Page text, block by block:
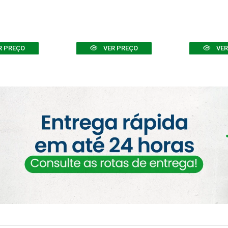
PREÇO VER PREÇO